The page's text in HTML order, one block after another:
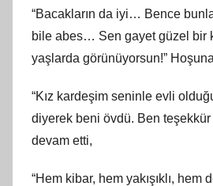
“Bacakların da iyi… Bence
bile abes… Sen gayet güzel bir
yaşlarda görünüyorsun!”
“Kız kardeşim seninle evli
diyerek beni övdü. Ben teşekkür
devam etti,
“Hem kibar, hem yakışıklı, hem